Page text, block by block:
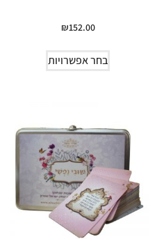
₪152.00
בחר אפשרויות